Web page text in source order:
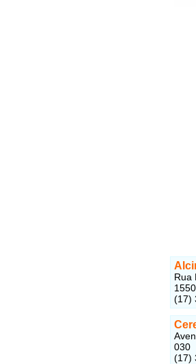
Rua
(17)
030
(17)